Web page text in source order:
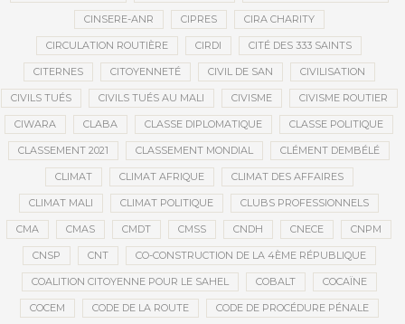
CINSERE-ANR CIPRES CIRA CHARITY
CIRCULATION ROUTIÈRE CIRDI CITÉ DES 333 SAINTS
CITERNES CITOYENNETÉ CIVIL DE SAN CIVILISATION
CIVILS TUÉS CIVILS TUÉS AU MALI CIVISME CIVISME ROUTIER
CIWARA CLABA CLASSE DIPLOMATIQUE CLASSE POLITIQUE
CLASSEMENT 2021 CLASSEMENT MONDIAL CLÉMENT DEMBÉLÉ
CLIMAT CLIMAT AFRIQUE CLIMAT DES AFFAIRES
CLIMAT MALI CLIMAT POLITIQUE CLUBS PROFESSIONNELS
CMA CMAS CMDT CMSS CNDH CNECE CNPM
CNSP CNT CO-CONSTRUCTION DE LA 4ÈME RÉPUBLIQUE
COALITION CITOYENNE POUR LE SAHEL COBALT COCAÏNE
COCEM CODE DE LA ROUTE CODE DE PROCÉDURE PÉNALE